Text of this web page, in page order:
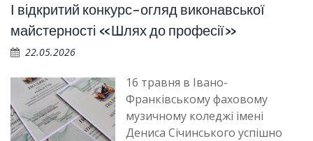
І відкритий конкурс-огляд виконавської
майстерності «Шлях до професії»
22.05.2026
16 травня в Івано-
Франківському фаховому
музичному коледжі імені
Дениса Січинського успішно